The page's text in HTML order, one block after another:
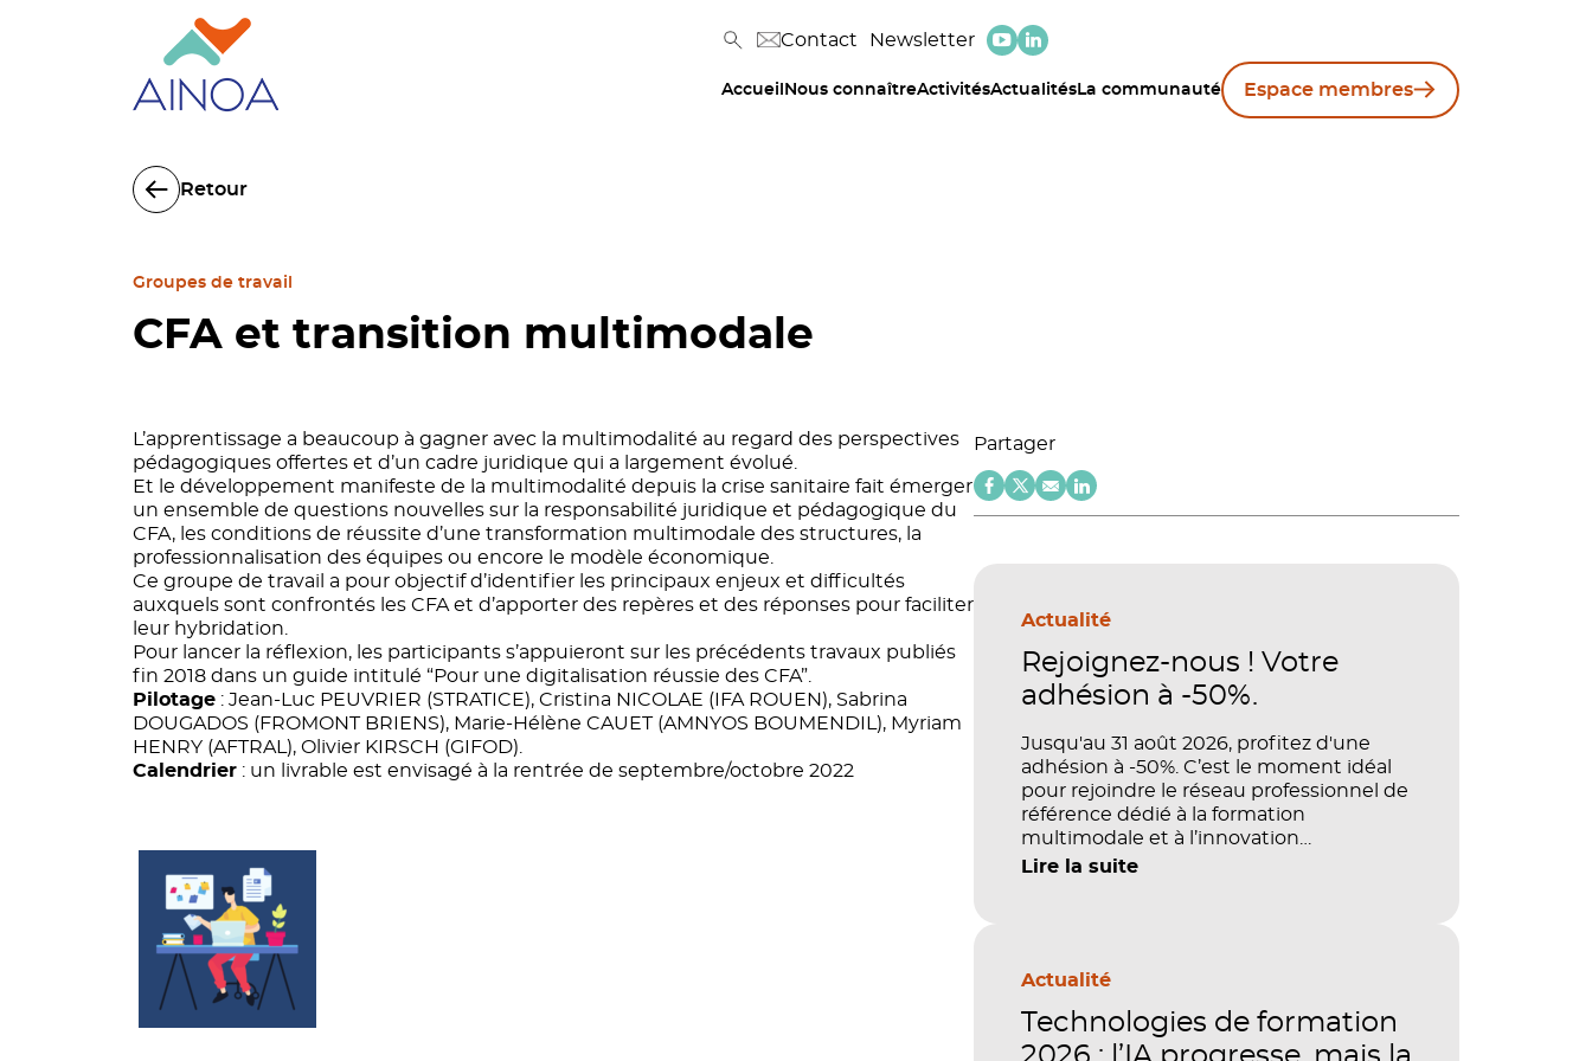
Contact Newsletter
Accueil Nous connaîtreActivitésActualités La communauté Espace membres
Retour
Groupes de travail
CFA et transition multimodale
L’apprentissage a beaucoup à gagner avec la multimodalité au regard des perspectives
pédagogiques offertes et d’un cadre juridique qui a largement évolué.
Et le développement manifeste de la multimodalité depuis la crise sanitaire fait émerger
un ensemble de questions nouvelles sur la responsabilité juridique et pédagogique du
CFA, les conditions de réussite d’une transformation multimodale des structures, la
professionnalisation des équipes ou encore le modèle économique.
Ce groupe de travail a pour objectif d’identifier les principaux enjeux et difficultés
auxquels sont confrontés les CFA et d’apporter des repères et des réponses pour faciliter
leur hybridation.
Pour lancer la réflexion, les participants s’appuieront sur les précédents travaux publiés
fin 2018 dans un guide intitulé “Pour une digitalisation réussie des CFA”.
Pilotage : Jean-Luc PEUVRIER (STRATICE), Cristina NICOLAE (IFA ROUEN), Sabrina
DOUGADOS (FROMONT BRIENS), Marie-Hélène CAUET (AMNYOS BOUMENDIL), Myriam
HENRY (AFTRAL), Olivier KIRSCH (GIFOD).
Calendrier : un livrable est envisagé à la rentrée de septembre/octobre 2022
Partager
Actualité
Rejoignez-nous ! Votre
adhésion à -50%.
Jusqu'au 31 août 2026, profitez d'une
adhésion à -50%. C’est le moment idéal
pour rejoindre le réseau professionnel de
référence dédié à la formation
multimodale et à l’innovation
pédagogique.
Lire la suite
Actualité
Technologies de formation